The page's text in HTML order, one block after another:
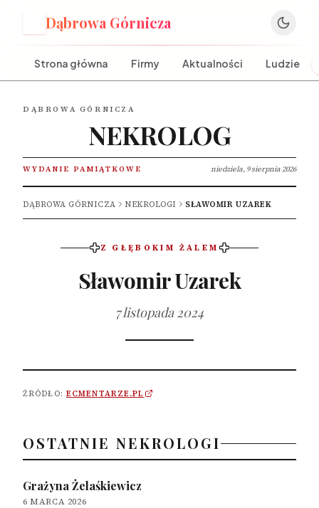
Dąbrowa Górnicza
Strona główna Firmy Aktualności Ludzie
DĄBROWA GÓRNICZA
NEKROLOG
WYDANIE PAMIĄTKOWE niedziela, 9 sierpnia 2026
DĄBROWA GÓRNICZA NEKROLOGI SŁAWOMIR UZAREK
Z GŁĘBOKIM ŻALEM
Sławomir Uzarek
7 listopada 2024
ŹRÓDŁO: ECMENTARZE.PL
OSTATNIE NEKROLOGI
Grażyna Żelaśkiewicz
6 MARCA 2026